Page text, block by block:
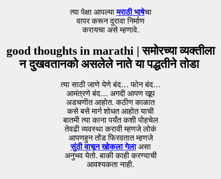
त्या पेक्षा आपल्यामराठी भाषेचा
वापर करून दुरावा निर्माण
करायचा असे म्हणावे.
good thoughts in marathi | समोरच्या व्यक्तीला
न दुखवतानको असलेले नाते या पद्धतीने तोडा
त्या साठी जाणे येणे बंद… फोन बंद…
आमंत्रणे बंद… अगदी आपण खूप
अडचणीत आहोत. कठीण काळात
कसे बसे मार्ग शोधत आहोत याची
बातमी त्या काना पर्यंत कशी पोहचेल
तेवढी व्यवस्था करावी म्हणजे लोकं
आपणहुन तोंड फिरवतात म्हणजे
सुंठी वाचून खोकला गेलाअसा
अनुभव येतो. बाकी काही करण्याची
आवश्यकता नाही.